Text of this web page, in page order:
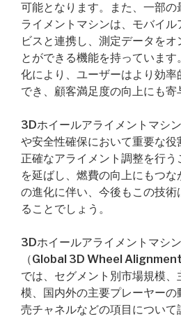
可能となります。また、一部
ライメントマシンは、モバイ
ビスと連携し、測定データを
とができる機能を持っていま
化により、ユーザーはより効
でき、顧客満足度の向上にも寄
3Dホイールアライメントマシ
や安全性確保において重要な役
正確なアライメント調整を行
を延ばし、燃費の向上にもつ
の進化に伴い、今後もこの技
ることでしょう。
3Dホイールアライメントマシ
（Global 3D Wheel
では、セグメント別市場規模
模、国内外の主要プレーヤーの
売チャネルなどの項目について